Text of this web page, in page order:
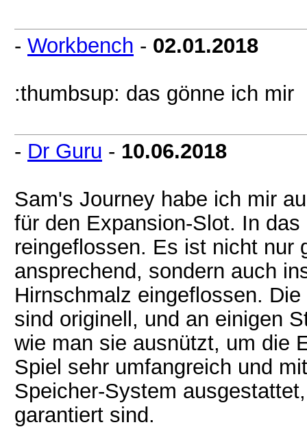
- Workbench - 02.01.2018
:thumbsup: das gönne ich mir
- Dr Guru - 10.06.2018
Sam's Journey habe ich mir
für den Expansion-Slot. In
reingeflossen. Es ist nicht nur
ansprechend, sondern auch
Hirnschmalz eingeflossen.
sind originell, und an einigen
wie man sie ausnützt, um die
Spiel sehr umfangreich und
Speicher-System
garantiert sind.